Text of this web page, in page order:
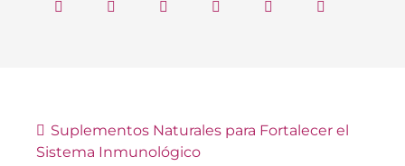
Suplementos Naturales para Fortalecer el
Sistema Inmunológico